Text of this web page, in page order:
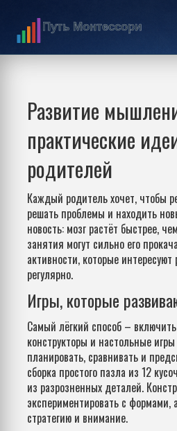
Развитие
практические
родителей
Каждый родитель хочет, чтобы
решать проблемы и находить
новость: мозг растёт быстрее,
занятия могут сильно его
активности, которые
регулярно.
Игры, которые
Самый лёгкий способ –
конструкторы и настольные
планировать, сравнивать и
сборка простого пазла из 12
из разрозненных деталей.
экспериментировать с формами,
стратегию и внимание.